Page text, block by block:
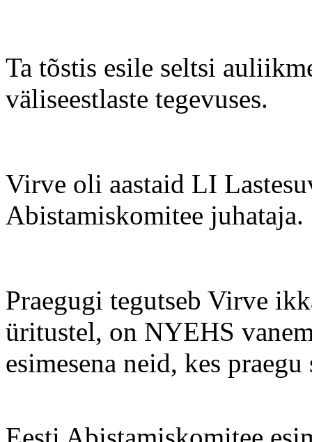
Ta tõstis esile seltsi
väliseestlaste tegevuses.
Virve oli aastaid LI
Abistamiskomitee juhataja.
Praegugi tegutseb Virve
üritustel, on NYEHS
esimesena neid, kes